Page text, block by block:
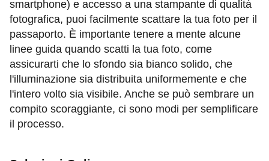
smartphone) e accesso a una stampante di qualità
fotografica, puoi facilmente scattare la tua foto per il
passaporto. È importante tenere a mente alcune
linee guida quando scatti la tua foto, come
assicurarti che lo sfondo sia bianco solido, che
l'illuminazione sia distribuita uniformemente e che
l'intero volto sia visibile. Anche se può sembrare un
compito scoraggiante, ci sono modi per semplificare
il processo.